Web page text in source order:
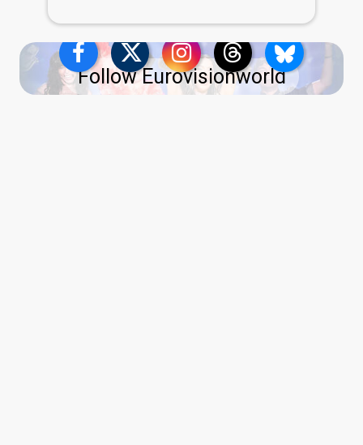
Follow Eurovisionworld